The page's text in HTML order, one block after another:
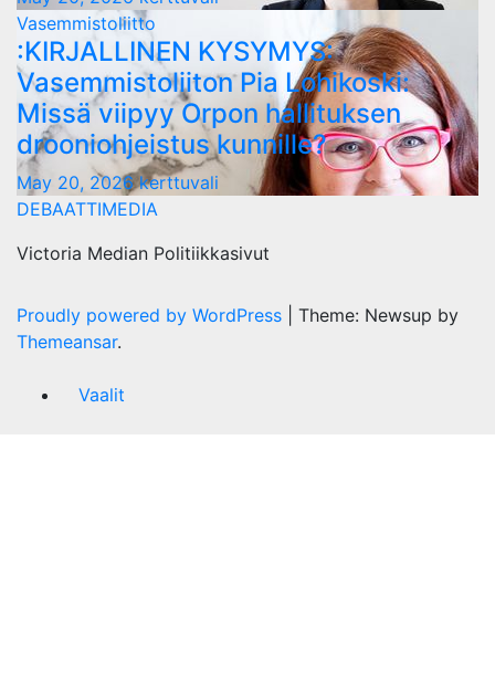
Vasemmistoliitto
:KIRJALLINEN KYSYMYS:
Vasemmistoliiton Pia Lohikoski:
Missä viipyy Orpon hallituksen
drooniohjeistus kunnille?
May 20, 2026kerttuvali
DEBAATTIMEDIA
Victoria Median Politiikkasivut
Proudly powered by WordPress
Theme: Newsup by
Themeansar.
Vaalit